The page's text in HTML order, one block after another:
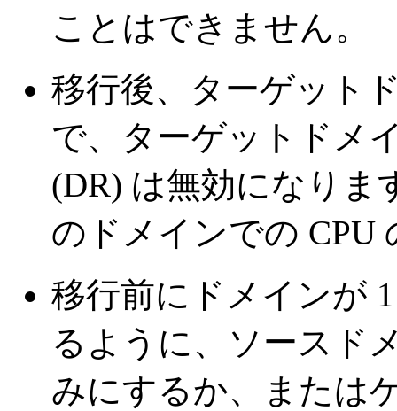
ことはできません。
移行後、ターゲット
で、ターゲットドメ
(DR) は無効になりま
のドメインでの CPU
移行前にドメインが
るように、ソースド
みにするか、または